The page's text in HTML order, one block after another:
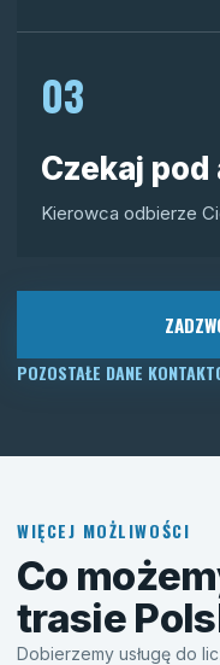
03
Czekaj pod
Kierowca odbierze
POZOSTAŁE DANE
WIĘCEJ MOŻLIWOŚCI
Co
trasie
Dobierzemy usługę do